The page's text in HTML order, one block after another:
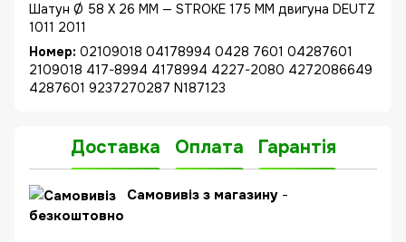
Шатун Ø 58 X 26 MM — STROKE 175 MM двигуна DEUTZ
1011 2011
Номер: 02109018 04178994 0428 7601 04287601
2109018 417-8994 4178994 4227-2080 4272086649
4287601 9237270287 N187123
Доставка Оплата Гарантія
Самовивіз з магазину -
безкоштовно